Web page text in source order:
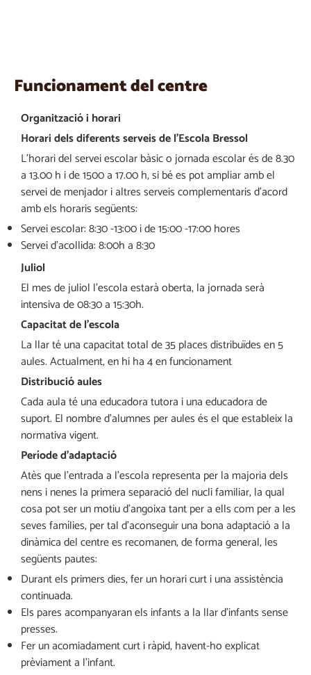
Funcionament del centre
Organització i horari
Horari dels diferents serveis de l’Escola Bressol
L’horari del servei escolar bàsic o jornada escolar és de 8.30
a 13.00 h i de 1500 a 17.00 h, si bé es pot ampliar amb el
servei de menjador i altres serveis complementaris d’acord
amb els horaris següents:
Servei escolar: 8:30 -13:00 i de 15:00 -17:00 hores
Servei d’acollida: 8:00h a 8:30
Juliol
El mes de juliol l’escola estarà oberta, la jornada serà
intensiva de 08:30 a 15:30h.
Capacitat de l’escola
La llar té una capacitat total de 35 places distribuïdes en 5
aules. Actualment, en hi ha 4 en funcionament
Distribució aules
Cada aula té una educadora tutora i una educadora de
suport. El nombre d’alumnes per aules és el que estableix la
normativa vigent.
Període d’adaptació
Atès que l’entrada a l’escola representa per la majoria dels
nens i nenes la primera separació del nucli familiar, la qual
cosa pot ser un motiu d’angoixa tant per a ells com per a les
seves famílies, per tal d’aconseguir una bona adaptació a la
dinàmica del centre es recomanen, de forma general, les
següents pautes:
Durant els primers dies, fer un horari curt i una assistència
continuada.
Els pares acompanyaran els infants a la llar d’infants sense
presses.
Fer un acomiadament curt i ràpid, havent-ho explicat
prèviament a l’infant.